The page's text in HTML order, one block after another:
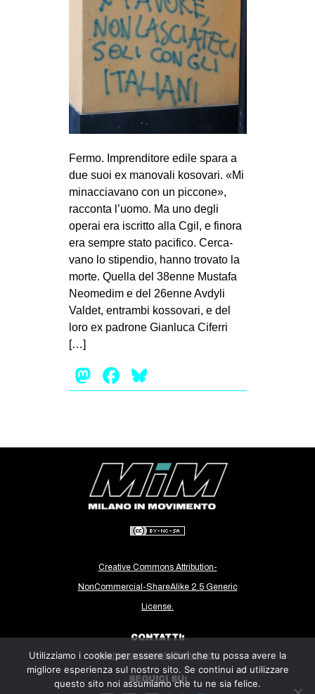
Fermo. Imprenditore edile spara a
due suoi ex manovali kosovari. «Mi
minacciavano con un piccone»,
racconta l’uomo. Ma uno degli
operai era iscritto alla Cgil, e finora
era sempre stato pacifico. Cer­ca­
vano lo sti­pen­dio, hanno tro­vato la
morte. Quella del 38enne Mustafa
Neo­me­dim e del 26enne Avdyli
Val­det, entrambi kos­so­vari, e del
loro ex padrone Gian­luca Ciferri
[…]
Mastodon
Facebook
Creative Commons Attribution-
NonCommercial-ShareAlike 2.5 Generic
License.
CONTATTI:
milanoinmovimento@gmail.com
SEGUICI SU:
Utilizziamo i cookie per essere sicuri che tu possa avere la
migliore esperienza sul nostro sito. Se continui ad utilizzare
questo sito noi assumiamo che tu ne sia felice.